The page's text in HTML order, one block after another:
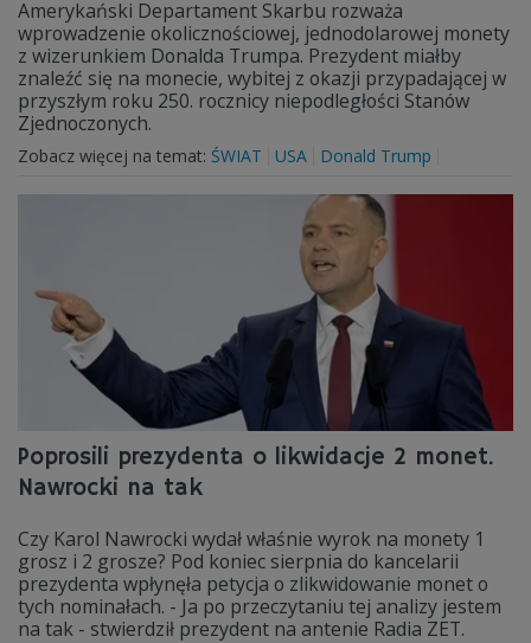
Amerykański Departament Skarbu rozważa
wprowadzenie okolicznościowej, jednodolarowej monety
z wizerunkiem Donalda Trumpa. Prezydent miałby
znaleźć się na monecie, wybitej z okazji przypadającej w
przyszłym roku 250. rocznicy niepodległości Stanów
Zjednoczonych.
Zobacz więcej na temat: ŚWIAT USA Donald Trump
Poprosili prezydenta o likwidacje 2 monet.
Nawrocki na tak
Czy Karol Nawrocki wydał właśnie wyrok na monety 1
grosz i 2 grosze? Pod koniec sierpnia do kancelarii
prezydenta wpłynęła petycja o zlikwidowanie monet o
tych nominałach. - Ja po przeczytaniu tej analizy jestem
na tak - stwierdził prezydent na antenie Radia ZET.